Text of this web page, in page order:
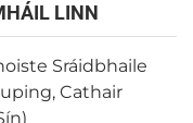
LINN
Sráidbhaile
Cathair